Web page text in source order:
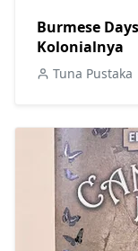
Burmese
Kolonialnya
Tuna Pustaka